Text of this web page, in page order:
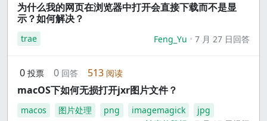
为什么我的网页在浏览器中打开会直接下载而不是显
示？如何解决？
trae Feng_Yu 7 月 27 日回答
0 投票 0 回答 513 阅读
macOS下如何无损打开jxr图片文件？
macos 图片处理 png imagemagick
jpg